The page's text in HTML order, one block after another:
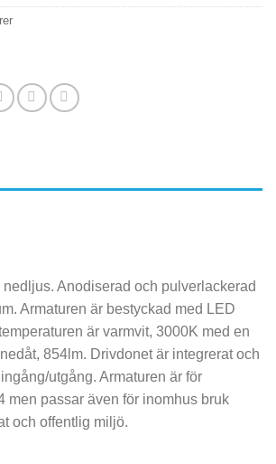
Anodiserad och pulverlackerad
Armaturen är bestyckad med LED
är varmvit, 3000K med en
854lm. Drivdonet är integrerat och
utgång. Armaturen är för
men passar även för inomhus bruk
och offentlig miljö.